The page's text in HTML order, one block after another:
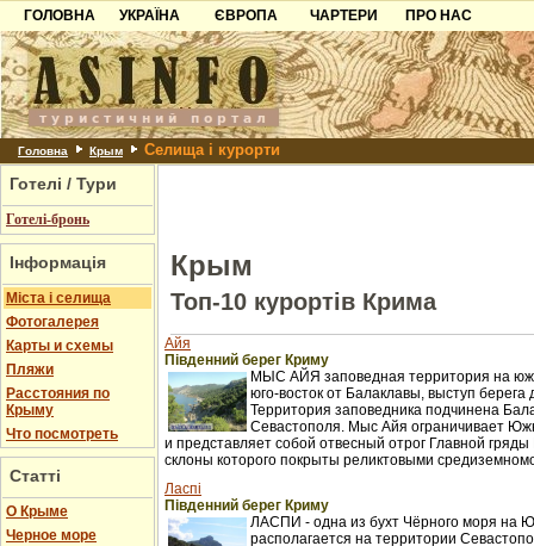
ГОЛОВНА
УКРАЇНА
Карпати
Азов
Причорноморря
Шацьк
ЄВРОПА
Чорногорія
Хорватія
Болгарія
Албанія
ЧАРТЕРИ
ПРО НАС
Контакти
Партнерам
Додати готель
Головна Крым Селища і курорти
Готелі / Тури
Готелі-бронь
Інформація
Міста і селища
Фотогалерея
Карты и схемы
Пляжи
Расстояния по
Крыму
Что посмотреть
Статті
О Крыме
Черное море
Крым
Топ-10 курортів Крима
Айя
Південний берег Криму
МЫС АЙЯ заповедная территория на
юго-восток от Балаклавы, выступ
Территория заповедника подчинена
Севастополя. Мыс Айя ограничивает
и представляет собой отвесный отрог Главной
склоны которого покрыты реликтовыми
Ласпі
Південний берег Криму
ЛАСПИ - одна из бухт Чёрного моря на
располагается на территории